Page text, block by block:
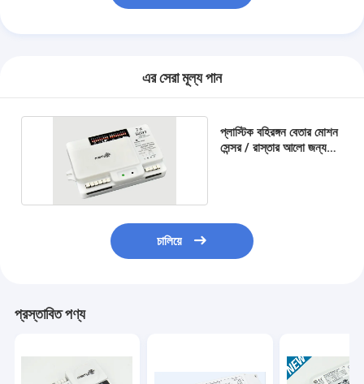
এর সেরা মূল্য পান
প্লাস্টিক বহিরঙ্গন বেতার মোশন
সেন্সর / রাস্তার আলো জন্য
চালিয়ে
প্রস্তাবিত পণ্য